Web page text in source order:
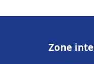
Zone